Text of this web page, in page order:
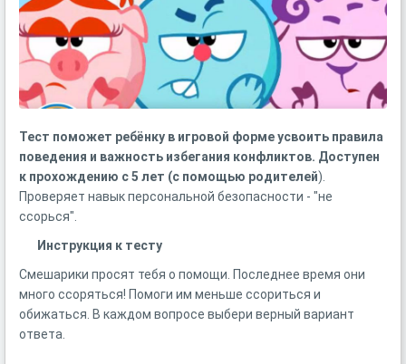
Тест поможет ребёнку в игровой форме усвоить правила
поведения и важность избегания конфликтов. Доступен
к прохождению с 5 лет (с помощью родителей).
Проверяет навык персональной безопасности - "не
ссорься".
Инструкция к тесту
Смешарики просят тебя о помощи. Последнее время они
много ссоряться! Помоги им меньше ссориться и
обижаться. В каждом вопросе выбери верный вариант
ответа.